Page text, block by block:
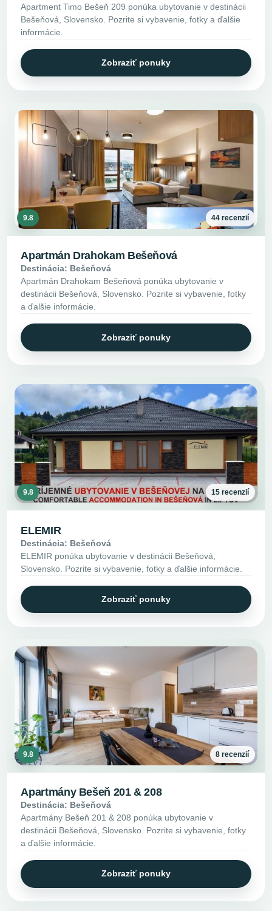
Apartment Timo Bešeň 209 ponúka ubytovanie v destinácii
Bešeňová, Slovensko. Pozrite si vybavenie, fotky a ďalšie
informácie.
Zobraziť ponuky
9.8 44 recenzií
Apartmán Drahokam Bešeňová
Destinácia: Bešeňová
Apartmán Drahokam Bešeňová ponúka ubytovanie v
destinácii Bešeňová, Slovensko. Pozrite si vybavenie, fotky
a ďalšie informácie.
Zobraziť ponuky
9.8 15 recenzií
ELEMIR
Destinácia: Bešeňová
ELEMIR ponúka ubytovanie v destinácii Bešeňová,
Slovensko. Pozrite si vybavenie, fotky a ďalšie informácie.
Zobraziť ponuky
9.8 8 recenzií
Apartmány Bešeň 201 & 208
Destinácia: Bešeňová
Apartmány Bešeň 201 & 208 ponúka ubytovanie v
destinácii Bešeňová, Slovensko. Pozrite si vybavenie, fotky
a ďalšie informácie.
Zobraziť ponuky